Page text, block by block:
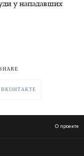
у нападавших
ВКОНТАКТЕ
О проекте